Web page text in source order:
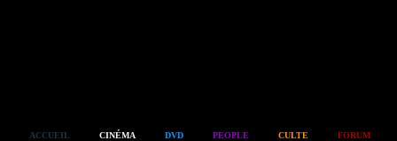
ACCUEIL CINÉMA DVD PEOPLE CULTE FORUM